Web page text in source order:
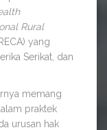
Rural
yang
Serikat, dan
memang
praktek
urusan hak